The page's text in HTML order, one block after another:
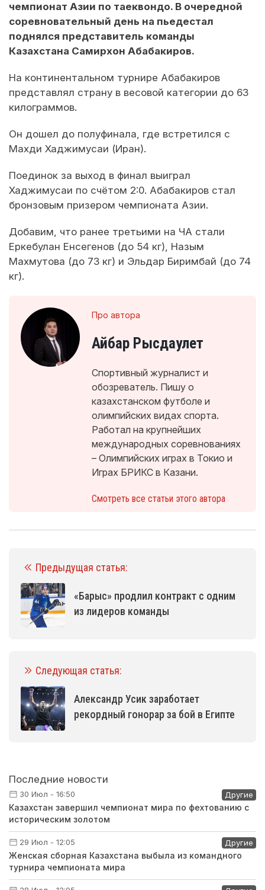
чемпионат Азии по таеквондо. В очередной
соревновательный день на пьедестал
поднялся представитель команды
Казахстана Самирхон Абабакиров.
На континентальном турнире Абабакиров
представлял страну в весовой категории до 63
килограммов.
Он дошел до полуфинала, где встретился с
Махди Хаджимусаи (Иран).
Поединок за выход в финал выиграл
Хаджимусаи по счётом 2:0. Абабакиров стал
бронзовым призером чемпионата Азии.
Добавим, что ранее третьими на ЧА стали
Еркебулан Енсегенов (до 54 кг), Назым
Махмутова (до 73 кг) и Эльдар Биримбай (до 74
кг).
Про автора
Айбар Рысдаулет
Спортивный журналист и
обозреватель. Пишу о
казахстанском футболе и
олимпийских видах спорта.
Работал на крупнейших
международных соревнованиях
– Олимпийских играх в Токио и
Играх БРИКС в Казани.
Смотреть все статьи этого автора
Предыдущая статья:
«Барыс» продлил контракт с одним
из лидеров команды
Следующая статья:
Александр Усик заработает
рекордный гонорар за бой в Египте
Последние новости
30 Июл - 16:50 Другие
Казахстан завершил чемпионат мира по фехтованию с
историческим золотом
29 Июл - 12:05 Другие
Женская сборная Казахстана выбыла из командного
турнира чемпионата мира